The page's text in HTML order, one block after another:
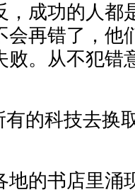
，成功的人都
会再错了，他
败。从不犯错
的科技去换
的书店里涌